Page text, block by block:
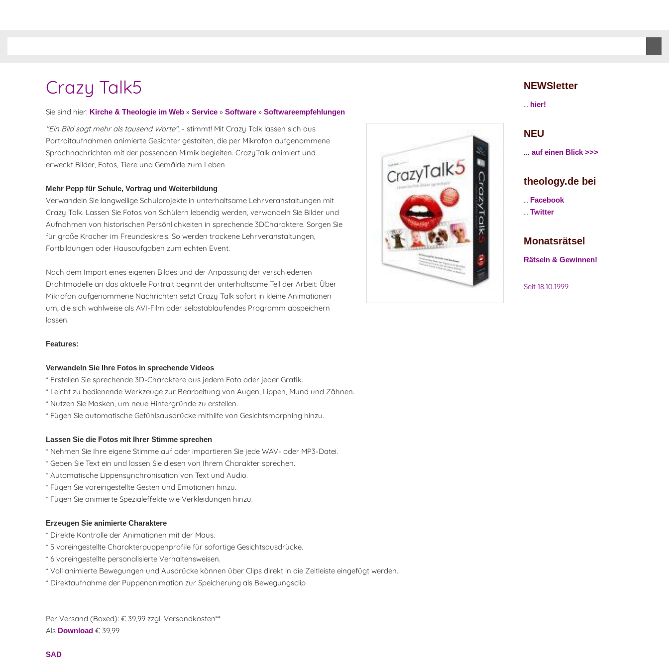
Crazy Talk5
Sie sind hier: Kirche & Theologie im Web » Service » Software » Softwareempfehlungen
"Ein Bild sagt mehr als tausend Worte", - stimmt! Mit Crazy Talk lassen sich aus
Portraitaufnahmen animierte Gesichter gestalten, die per Mikrofon aufgenommene
Sprachnachrichten mit der passenden Mimik begleiten. CrazyTalk animiert und
erweckt Bilder, Fotos, Tiere und Gemälde zum Leben
Mehr Pepp für Schule, Vortrag und Weiterbildung
Verwandeln Sie langweilige Schulprojekte in unterhaltsame Lehrveranstaltungen mit
Crazy Talk. Lassen Sie Fotos von Schülern lebendig werden, verwandeln Sie Bilder und
Aufnahmen von historischen Persönlichkeiten in sprechende 3DCharaktere. Sorgen Sie
für große Kracher im Freundeskreis. So werden trockene Lehrveranstaltungen,
Fortbildungen oder Hausaufgaben zum echten Event.
Nach dem Import eines eigenen Bildes und der Anpassung der verschiedenen
Drahtmodelle an das aktuelle Portrait beginnt der unterhaltsame Teil der Arbeit: Über
Mikrofon aufgenommene Nachrichten setzt Crazy Talk sofort in kleine Animationen
um, die sich wahlweise als AVI-Film oder selbstablaufendes Programm abspeichern
lassen.
Features:
Verwandeln Sie Ihre Fotos in sprechende Videos
* Erstellen Sie sprechende 3D-Charaktere aus jedem Foto oder jeder Grafik.
* Leicht zu bedienende Werkzeuge zur Bearbeitung von Augen, Lippen, Mund und Zähnen.
* Nutzen Sie Masken, um neue Hintergründe zu erstellen.
* Fügen Sie automatische Gefühlsausdrücke mithilfe von Gesichtsmorphing hinzu.
Lassen Sie die Fotos mit Ihrer Stimme sprechen
* Nehmen Sie Ihre eigene Stimme auf oder importieren Sie jede WAV- oder MP3-Datei.
* Geben Sie Text ein und lassen Sie diesen von Ihrem Charakter sprechen.
* Automatische Lippensynchronisation von Text und Audio.
* Fügen Sie voreingestellte Gesten und Emotionen hinzu.
* Fügen Sie animierte Spezialeffekte wie Verkleidungen hinzu.
Erzeugen Sie animierte Charaktere
* Direkte Kontrolle der Animationen mit der Maus.
* 5 voreingestellte Charakterpuppenprofile für sofortige Gesichtsausdrücke.
* 6 voreingestellte personalisierte Verhaltensweisen.
* Voll animierte Bewegungen und Ausdrücke können über Clips direkt in die Zeitleiste eingefügt werden.
* Direktaufnahme der Puppenanimation zur Speicherung als Bewegungsclip
Per Versand (Boxed): € 39,99 zzgl. Versandkosten**
Als Download € 39,99
SAD
NEWSletter
... hier!
NEU
... auf einen Blick >>>
theology.de bei
... Facebook
... Twitter
Monatsrätsel
Rätseln & Gewinnen!
Seit 18.10.1999